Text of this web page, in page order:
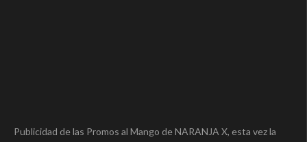
Publicidad de las Promos al Mango de NARANJA X, esta vez la